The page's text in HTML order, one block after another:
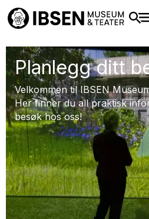
Planlegg ditt
Velkommen til IBSEN
Her finner du all praktisk
besøk hos oss!